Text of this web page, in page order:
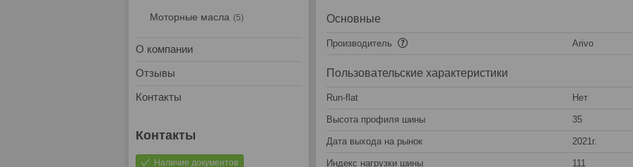
Основные
Производитель Arivo
Пользовательские характеристики
Run-flat Нет
Высота профиля шины 35
Дата выхода на рынок 2021г.
Индекс нагрузки шины 111
Моторные масла 5
О компании
Отзывы
Контакты
Наличие документов